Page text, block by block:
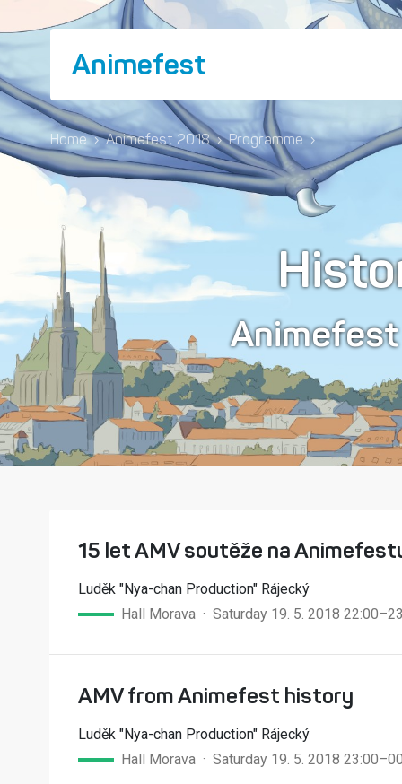
Animefest
Home › Animefest 2018 › Programme ›
15 let AMV soutěže na
Luděk "Nya-chan Production" Rájecký
Hall Morava · Saturday 19. 5. 2018
AMV from Animefest history
Luděk "Nya-chan Production" Rájecký
Hall Morava · Saturday 19. 5. 2018